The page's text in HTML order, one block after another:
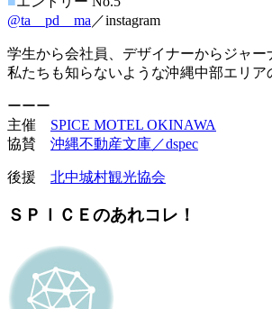
@ta__pd__ma ／instagram
学生から会社員、デザイナーからジャ
私たちも知らないような沖縄中部エリ
ーーー
主催 SPICE MOTEL OKINAWA
協賛 沖縄不動産文庫／dspec
後援 北中城村観光協会
ＳＰＩＣＥのあれコレ！